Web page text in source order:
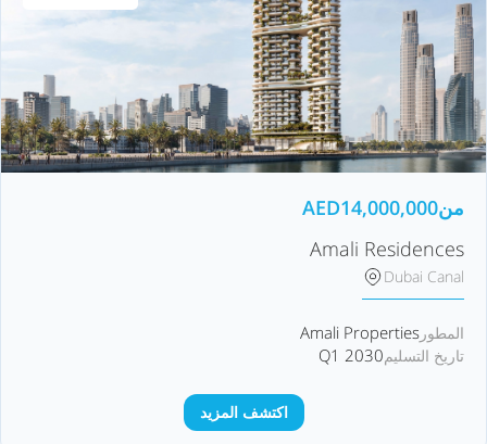
من AED14,000,000
Amali Residences
Dubai Canal
المطور Amali Properties
تاريخ التسليمQ1 2030
اكتشف المزيد